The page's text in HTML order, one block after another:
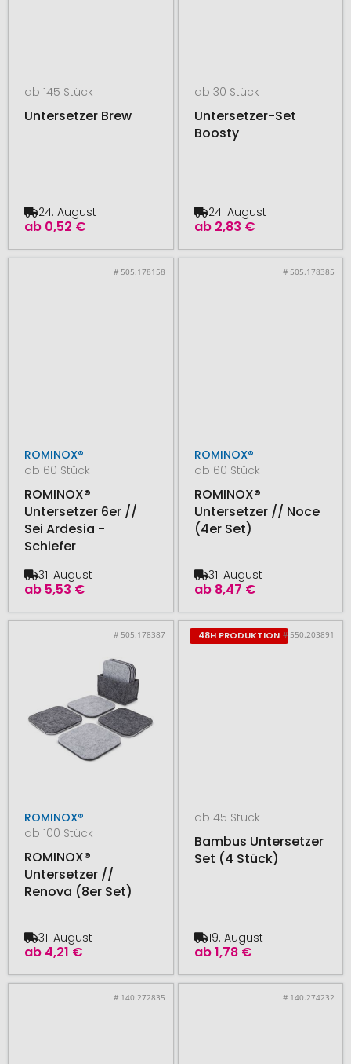
ab 145 Stück
Untersetzer Brew
ab 0,52 €
24. August
ab 30 Stück
Untersetzer-Set
Boosty
ab 2,83 €
24. August
# 505.178158
ROMINOX®
ab 60 Stück
ROMINOX®
Untersetzer 6er //
Sei Ardesia -
Schiefer
ab 5,53 €
31. August
# 505.178385
ROMINOX®
ab 60 Stück
ROMINOX®
Untersetzer // Noce
(4er Set)
ab 8,47 €
31. August
# 505.178387
ROMINOX®
ab 100 Stück
ROMINOX®
Untersetzer //
Renova (8er Set)
ab 4,21 €
31. August
48H PRODUKTION # 550.203891
ab 45 Stück
Bambus Untersetzer
Set (4 Stück)
ab1,78 €
19. August
# 140.272835 # 140.274232